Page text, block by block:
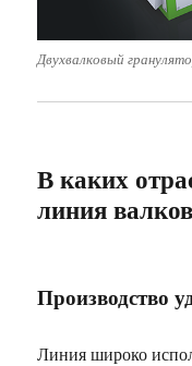
Двухвалковый
В каких
линия
Производство
Линия широко